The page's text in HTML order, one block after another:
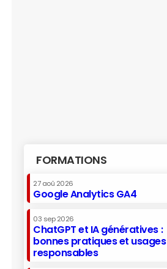
FORMATIONS
27 aoû 2026
Google Analytics GA4
03 sep 2026
ChatGPT et IA génératives :
bonnes pratiques et usages
responsables